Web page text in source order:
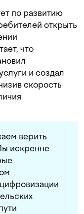
по развитию
открыть
что
и создал
скорость
верить
искренне